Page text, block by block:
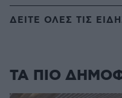
ΔΕΙΤΕ ΟΛΕΣ ΤΙΣ
ΤΑ ΠΙΟ